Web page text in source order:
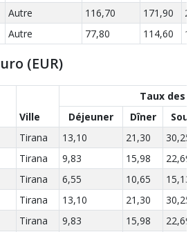
Autre 116,70 171,90
Autre 77,80 114,60
(EUR)
Ville
Taux des
Déjeuner
Dîner
Tirana 13,10 21,30
30,25
Tirana 9,83 15,98
22,69
Tirana 6,55 10,65
15,13
Tirana 13,10 21,30
30,25
Tirana 9,83 15,98
22,69